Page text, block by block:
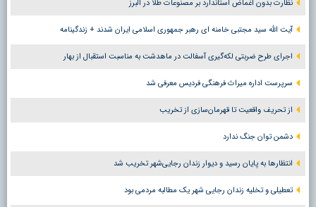
نظارت بدون اغماض استاندارد بر مصنوعات طلا در البرز
آیت الله سید مجتبی خامنه ای رهبر جمهوری اسلامی ایران شدند + زندگینامه
اجرای طرح ضربتی لکه‌گیری آسفالت در ماهدشت به مناسبت استقبال از بهار
سرپرست اداره میراث فرهنگی فردیس معرفی شد
از تحریف واقعیت تا قهرمان‌سازی از تخریب
دشمن توان جنگ ندارد
انتظارها به پایان رسید و دیوار زندان رجایی‌شهر تخریب شد
تعطیلی و تخلیه زندان رجایی شهر یک مطالبه مردمی بود